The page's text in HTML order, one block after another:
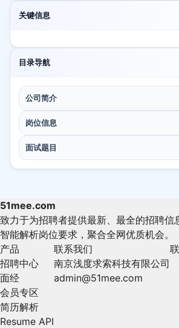
关键信息
目录导航
公司简介
岗位信息
面试题目
51mee.com
致力于为招聘者提供最新、最全的招聘信
智能解析岗位要求，聚合全网优质机会。
产品
招聘中心
面经
会员专区
简历解析
Resume API
联系我们
南京浅度求索科技有限公司
admin@51mee.com